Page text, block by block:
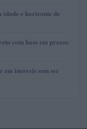
e horizonte de
com base em prazos
imóveis sem ser